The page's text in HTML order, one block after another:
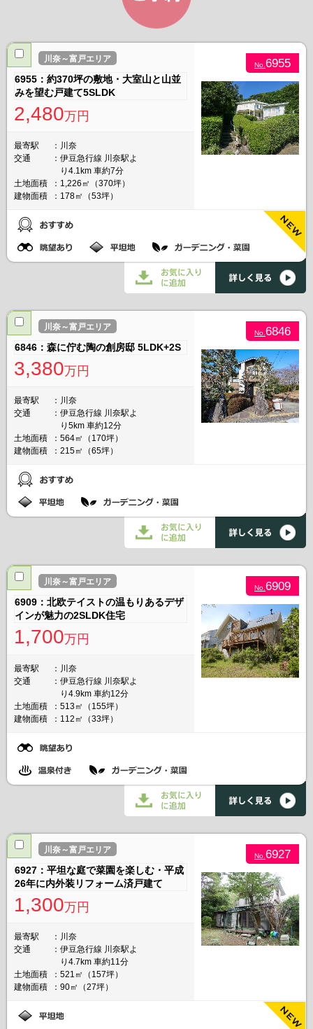
No. 6955
川奈～富戸エリア
6955：約370坪の敷地・大室山と山並
みを望む戸建て5SLDK
2,480万円
最寄駅
川奈
交通
伊豆急行線 川奈駅よ
り4.1km 車約7分
土地面積
1,226㎡（370坪）
建物面積
178㎡（53坪）
NEW
No. 6846
川奈～富戸エリア
6846：森に佇む陶の創房邸 5LDK+2S
3,380万円
最寄駅
川奈
交通
伊豆急行線 川奈駅よ
り5km 車約12分
土地面積
564㎡（170坪）
建物面積
215㎡（65坪）
No. 6909
川奈～富戸エリア
6909：北欧テイストの温もりあるデザ
インが魅力の2SLDK住宅
1,700万円
最寄駅
川奈
交通
伊豆急行線 川奈駅よ
り4.9km 車約12分
土地面積
513㎡（155坪）
建物面積
112㎡（33坪）
No. 6927
川奈～富戸エリア
6927：平坦な庭で菜園を楽しむ・平成
26年に内外装リフォーム済戸建て
1,300万円
最寄駅
川奈
交通
伊豆急行線 川奈駅よ
り4.7km 車約11分
土地面積
521㎡（157坪）
建物面積
90㎡（27坪）